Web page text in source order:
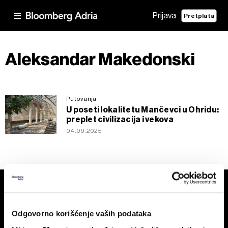
Odgovorno korišćenje vaših podataka
Prijava Pretplata
Aleksandar Makedonski
Putovanja
U poseti lokalitetu Mančevci u Ohridu:
preplet civilizacija i vekova
04.09.2025